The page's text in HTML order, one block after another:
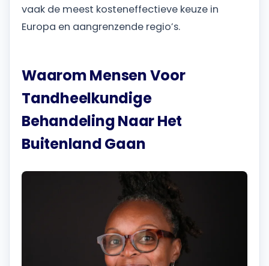
vaak de meest kosteneffectieve keuze in
Europa en aangrenzende regio’s.
Waarom Mensen Voor
Tandheelkundige
Behandeling Naar Het
Buitenland Gaan